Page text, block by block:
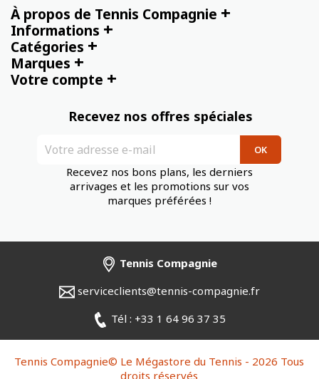
À propos de Tennis Compagnie +
Informations +
Catégories +
Marques +
Votre compte +
Recevez nos offres spéciales
Recevez nos bons plans, les derniers
arrivages et les promotions sur vos
marques préférées !
Tennis Compagnie
serviceclients@tennis-compagnie.fr
Tél : +33 1 64 96 37 35
Tennis Compagnie© Le Mégastore du Tennis - 2026 Tous
droits réservés